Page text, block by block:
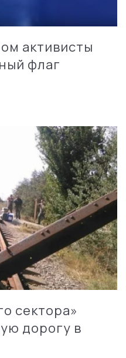
активисты
флаг
сектора»
дорогу в